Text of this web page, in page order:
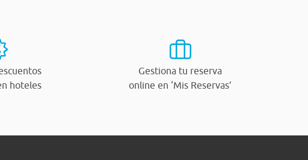
hoteles
Gestiona tu reserva
online en ‘Mis Reservas’